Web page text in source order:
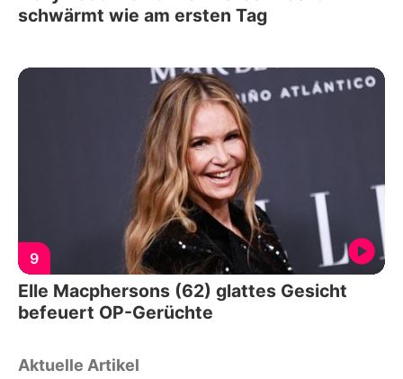
schwärmt wie am ersten Tag
9
Elle Macphersons (62) glattes Gesicht
befeuert OP-Gerüchte
Aktuelle Artikel